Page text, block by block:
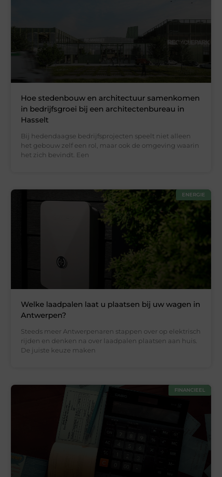
Hoe stedenbouw en architectuur samenkomen
in bedrijfsgroei bij een architectenbureau in
Hasselt
Bij hedendaagse bedrijfsprojecten speelt niet alleen
het gebouw zelf een rol, maar ook de omgeving waarin
het zich bevindt. Een
ENERGIE
Welke laadpalen laat u plaatsen bij uw wagen in
Antwerpen?
Steeds meer Antwerpenaren stappen over op elektrisch
rijden en denken na over laadpalen plaatsen aan huis.
De juiste keuze maken
FINANCIEEL